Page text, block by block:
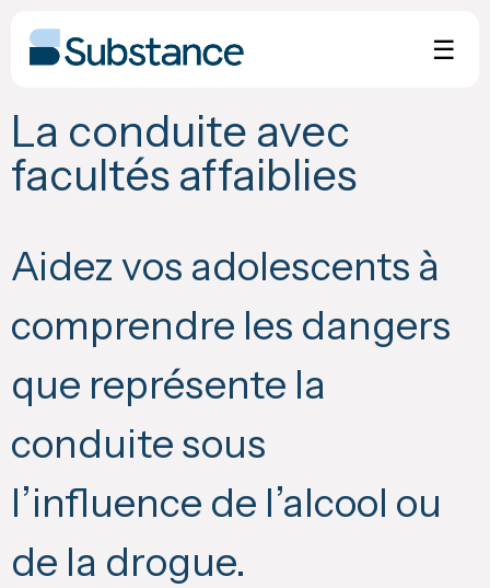
content
☰
La conduite avec
facultés affaiblies
Aidez vos adolescents à
comprendre les dangers
que représente la
conduite sous
l’influence de l’alcool ou
de la drogue.